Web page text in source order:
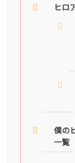
ヒロ
僕の
一覧